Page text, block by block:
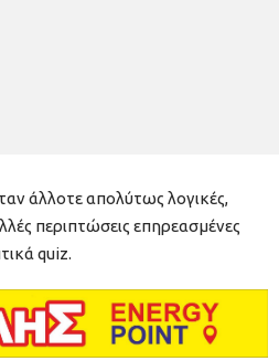
άλλοτε απολύτως λογικές,
περιπτώσεις επηρεασμένες
quiz.